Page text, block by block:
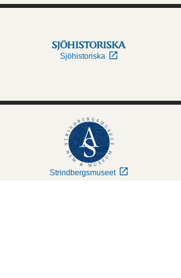
Sjöhistoriska
Strindbergsmuseet